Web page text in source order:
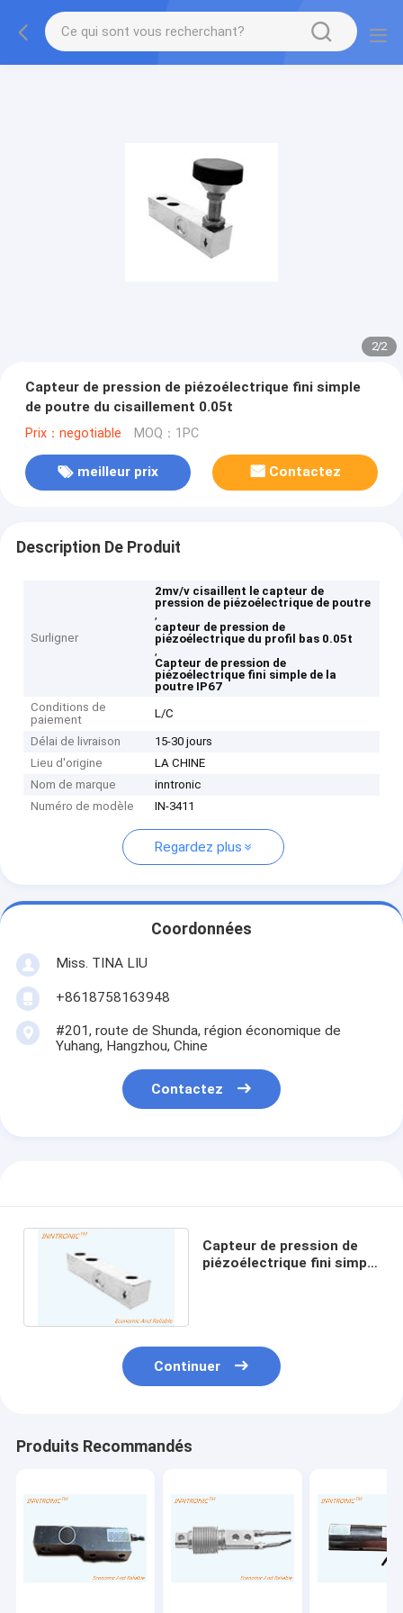
2/2
Capteur de pression de piézoélectrique fini simple
de poutre du cisaillement 0.05t
Prix：negotiable MOQ：1PC
meilleur prix Contactez
Description De Produit
Surligner
2mv/v cisaillent le capteur de
pression de piézoélectrique de poutre
,
capteur de pression de
piézoélectrique du profil bas 0.05t
,
Capteur de pression de
piézoélectrique fini simple de la
poutre IP67
Conditions de
paiement
L/C
Délai de livraison
15-30 jours
Lieu d'origine
LA CHINE
Nom de marque
inntronic
Numéro de modèle
IN-3411
Regardez plus
Coordonnées
Miss. TINA LIU
+8618758163948
#201, route de Shunda, région économique de
Yuhang, Hangzhou, Chine
Contactez
Capteur de pression de
piézoélectrique fini simple
Continuer
Produits Recommandés